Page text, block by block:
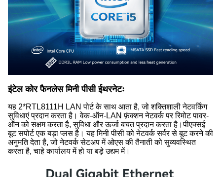
इंटेल कोर फैनलेस मिनी पीसी ईथरनेटः
यह 2*RTL8111H LAN पोर्ट के साथ आता है, जो शक्तिशाली नेटवर्किंग
सुविधाएं प्रदान करता है। वेक-ऑन-LAN फ़ंक्शन नेटवर्क पर रिमोट पावर-
ऑन को सक्षम करता है, सुविधा और ऊर्जा बचत प्रदान करता है।पीएक्सई
बूट सपोर्ट एक बड़ा प्लस है। यह मिनी पीसी को नेटवर्क सर्वर से बूट करने की
अनुमति देता है, जो नेटवर्क सेटअप में ओएस की तैनाती को सुव्यवस्थित
करता है, चाहे कार्यालय में हो या बड़े उद्यम में।